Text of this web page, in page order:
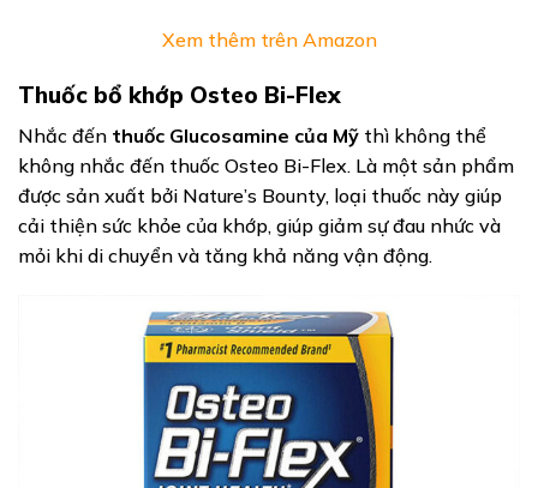
Xem thêm trên Amazon
Thuốc bổ khớp Osteo Bi-Flex
Nhắc đến thuốc Glucosamine của Mỹ thì không thể
không nhắc đến thuốc Osteo Bi-Flex. Là một sản phẩm
được sản xuất bởi Nature’s Bounty, loại thuốc này giúp
cải thiện sức khỏe của khớp, giúp giảm sự đau nhức và
mỏi khi di chuyển và tăng khả năng vận động.